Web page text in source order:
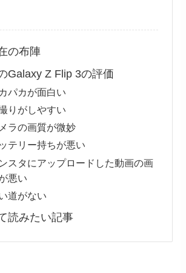
の布陣
Galaxy Z Flip 3の評価
パカが面白い
りがしやすい
ラの画質が微妙
テリー持ちが悪い
スタにアップロードした動画の画
悪い
道がない
読みたい記事